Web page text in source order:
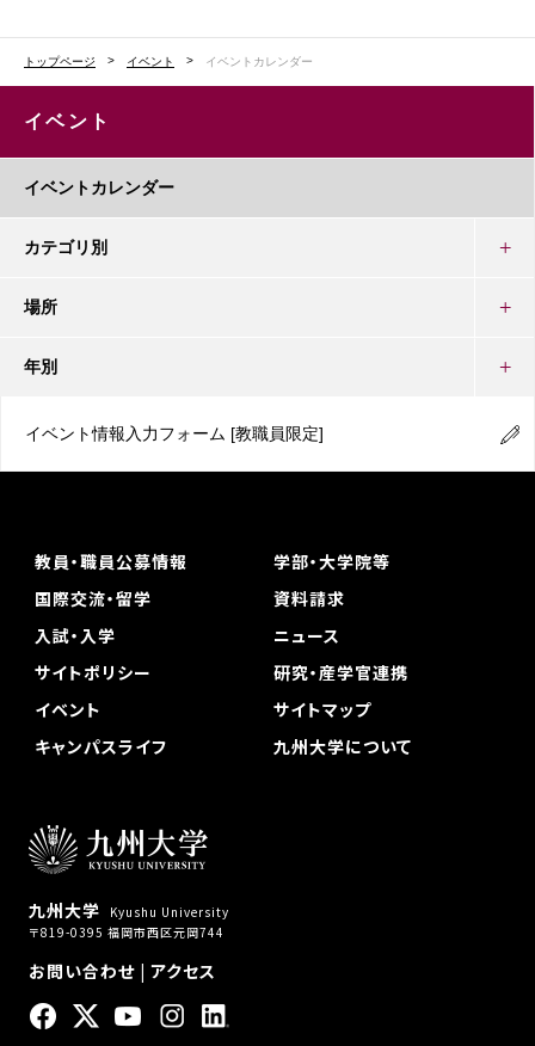
トップページ イベント イベントカレンダー
イベント
イベントカレンダー
カテゴリ別
場所
年別
イベント情報入力フォーム [教職員限定]
九州大学
Kyushu University
〒819-0395 福岡市西区元岡744
お問い合わせ| アクセス
教員・職員公募情報
学部・大学院等
国際交流・留学
資料請求
入試・入学
ニュース
サイトポリシー
研究・産学官連携
イベント
サイトマップ
キャンパスライフ
九州大学について